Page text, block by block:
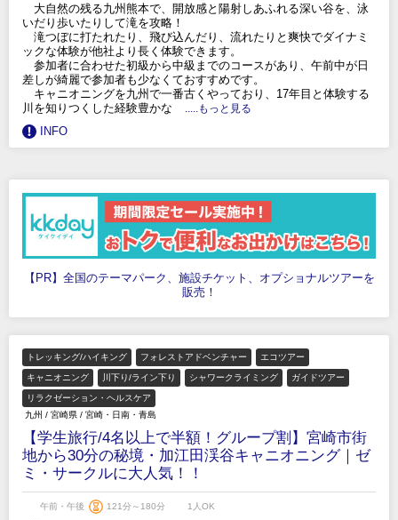
大自然の残る九州熊本で、開放感と陽射しあふれる深い谷を、泳
いだり歩いたりして滝を攻略！
滝つぼに打たれたり、飛び込んだり、流れたりと爽快でダイナミ
ックな体験が他社より長く体験できます。
参加者に合わせた初級から中級までのコースがあり、午前中が日
差しが綺麗で参加者も少なくておすすめです。
キャニオニングを九州で一番古くやっており、17年目と体験する
川を知りつくした経験豊かな
.....もっと見る
INFO
【PR】全国のテーマパーク、施設チケット、オプショナルツアーを
販売！
トレッキング/ハイキング フォレストアドベンチャー エコツアー
キャニオニング 川下り/ライン下り シャワークライミング ガイドツアー
リラクゼーション・ヘルスケア
九州 / 宮崎県 / 宮崎・日南・青島
【学生旅行/4名以上で半額！グループ割】宮崎市街
地から30分の秘境・加江田渓谷キャニオニング｜ゼ
ミ・サークルに大人気！！
午前・午後 121分～180分
1人OK